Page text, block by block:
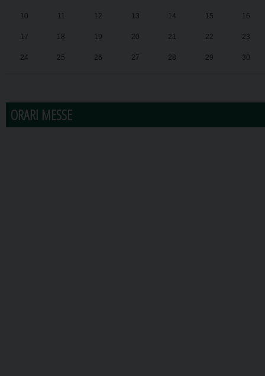
10 11 12 13 14 15 16
17 18 19 20 21 22 23
24 25 26 27 28 29 30
ORARI MESSE